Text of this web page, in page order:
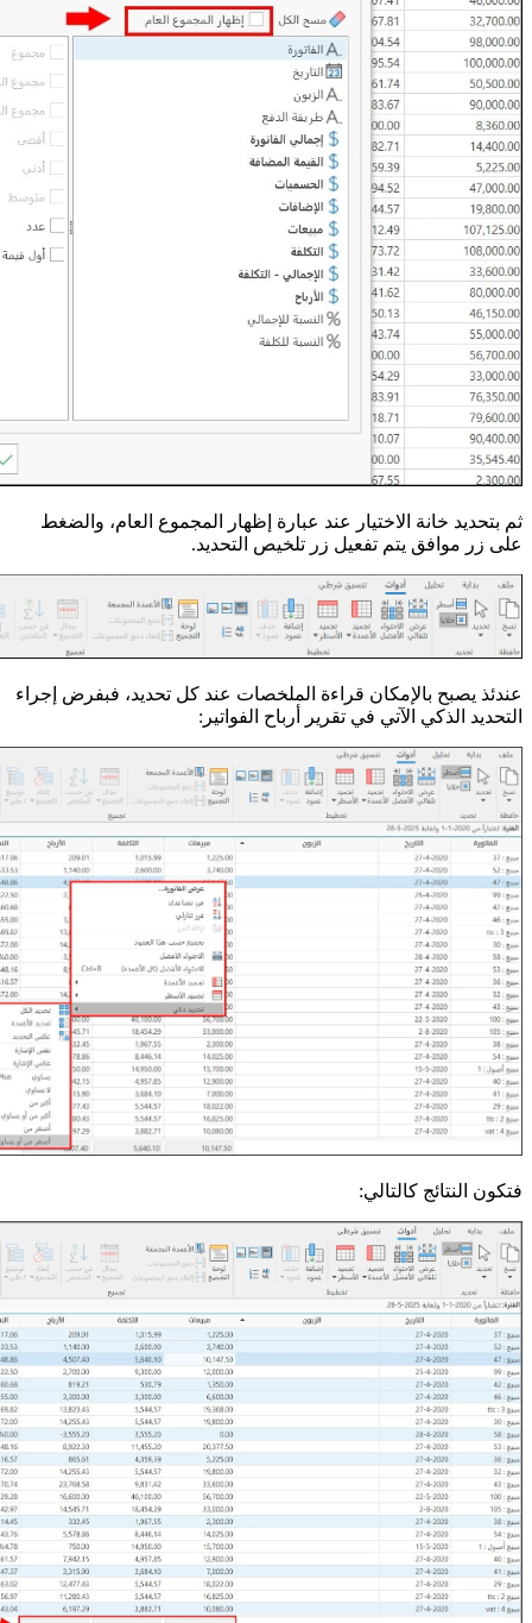
ثم بتحديد خانة الاختيار عند عبارة إظهار المجموع العام، والضغط
على زر موافق يتم تفعيل زر تلخيص التحديد.
عندئذ يصبح بالإمكان قراءة الملخصات عند كل تحديد، فبفرض إجراء
التحديد الذكي الآتي في تقرير أرباح الفواتير:
فتكون النتائج كالتالي: